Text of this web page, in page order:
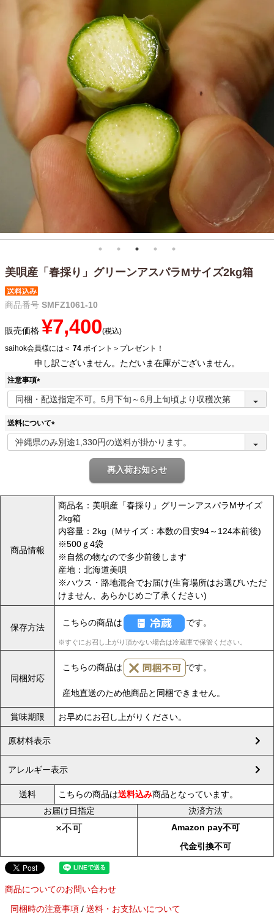
美唄産「春採り」グリーンアスパラMサイズ2kg箱
商品番号 SMFZ1061-10
販売価格 ¥7,400 税込
saihok会員様には＜ 74 ポイント＞プレゼント！
申し訳ございません。ただいま在庫がございません。
注意事項
(
必
)
送料について
(
必
再入荷お知らせ
商品情報
商品名：美唄産「春採り」グリーンアスパラMサイズ
2kg箱
内容量：2kg（Mサイズ：本数の目安94～124本前後)
※500ｇ4袋
※自然の物なので多少前後します
産地：北海道美唄
※ハウス・路地混合でお届け(生育場所はお選びいただ
けません、あらかじめご了承ください)
保存方法
こちらの商品は です。
※すぐにお召し上がり頂かない場合は冷蔵庫で保管ください。
同梱対応
こちらの商品は です。
産地直送のため他商品と同梱できません。
賞味期限 お早めにお召し上がりください。
原材料表示
アレルギー表示
送料 こちらの商品は送料込み商品となっています。
お届け日指定
×不可
決済方法
Amazon pay不可
代金引換不可
商品についてのお問い合わせ
同梱時の注意事項/ 送料・お支払いについて